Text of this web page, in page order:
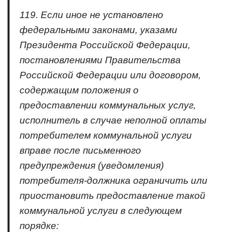
119. Если иное не установлено
федеральными законами, указами
Президента Российской Федерации,
постановлениями Правительства
Российской Федерации или договором,
содержащим положения о
предоставлении коммунальных услуг,
исполнитель в случае неполной оплаты
потребителем коммунальной услуги
вправе после письменного
предупреждения (уведомления)
потребителя-должника ограничить или
приостановить предоставление такой
коммунальной услуги в следующем
порядке: